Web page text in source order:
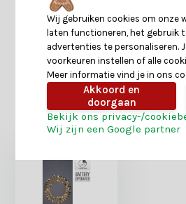
Reviews
Heb je nog interesse in deze
producten?
Wij gebruiken cookies om onze
laten functioneren, het gebruik
advertenties te personaliseren.
voorkeuren instellen of alle
Meer informatie vind je in ons
Akkoord en
doorgaan
Bekijk ons privacy-/
Wij zijn een Google partner